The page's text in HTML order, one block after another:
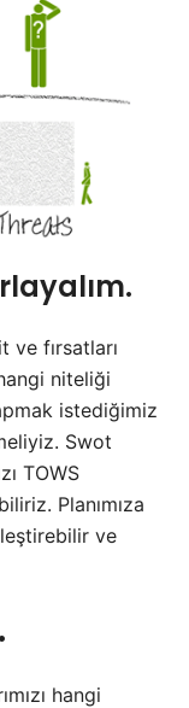
ve fırsatları
niteliği
istediğimiz
Swot
TOWS
Planımıza
ve
hangi